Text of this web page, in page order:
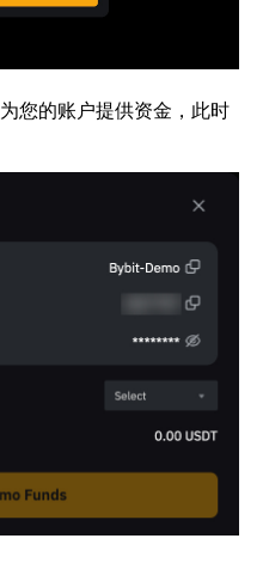
您的账户提供资金，此时